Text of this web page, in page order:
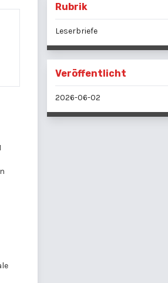
Rubrik
Leserbriefe
Veröffentlicht
2026-06-02